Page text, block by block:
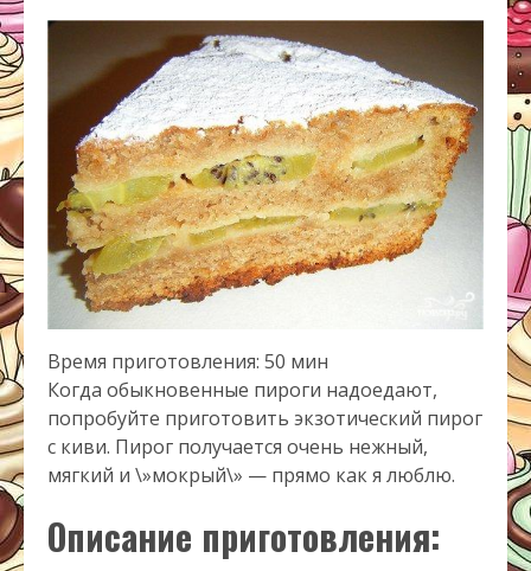
Время приготовления: 50 мин
Когда обыкновенные пироги надоедают,
попробуйте приготовить экзотический пирог
с киви. Пирог получается очень нежный,
мягкий и \»мокрый\» — прямо как я люблю.
Описание приготовления: